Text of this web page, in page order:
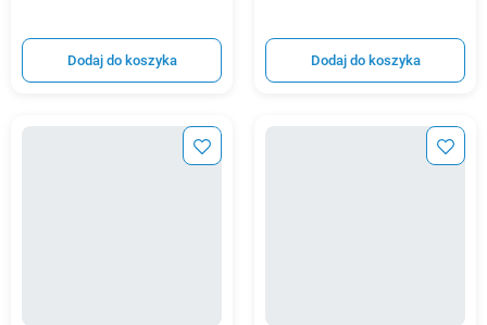
Dodaj do koszyka Dodaj do koszyka